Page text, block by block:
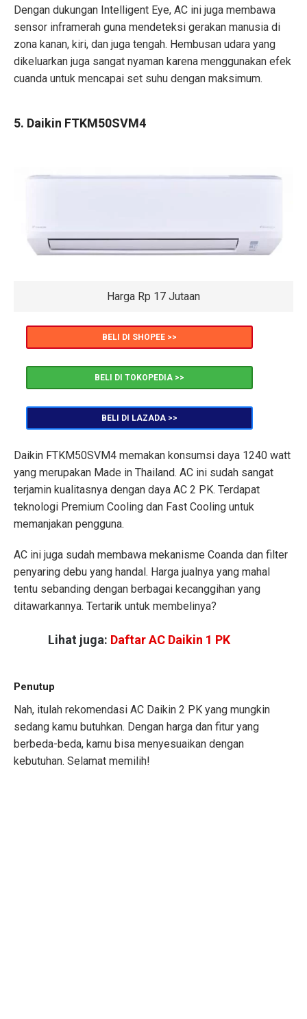
Dengan dukungan Intelligent Eye, AC ini juga membawa
sensor inframerah guna mendeteksi gerakan manusia di
zona kanan, kiri, dan juga tengah. Hembusan udara yang
dikeluarkan juga sangat nyaman karena menggunakan efek
cuanda untuk mencapai set suhu dengan maksimum.
5. Daikin FTKM50SVM4
Harga Rp 17 Jutaan
BELI DI SHOPEE >>
BELI DI TOKOPEDIA >>
BELI DI LAZADA >>
Daikin FTKM50SVM4 memakan konsumsi daya 1240 watt
yang merupakan Made in Thailand. AC ini sudah sangat
terjamin kualitasnya dengan daya AC 2 PK. Terdapat
teknologi Premium Cooling dan Fast Cooling untuk
memanjakan pengguna.
AC ini juga sudah membawa mekanisme Coanda dan filter
penyaring debu yang handal. Harga jualnya yang mahal
tentu sebanding dengan berbagai kecanggihan yang
ditawarkannya. Tertarik untuk membelinya?
Lihat juga: Daftar AC Daikin 1 PK
Penutup
Nah, itulah rekomendasi AC Daikin 2 PK yang mungkin
sedang kamu butuhkan. Dengan harga dan fitur yang
berbeda-beda, kamu bisa menyesuaikan dengan
kebutuhan. Selamat memilih!